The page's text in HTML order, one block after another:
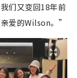
们又变回18年前
爱的Wilson。”